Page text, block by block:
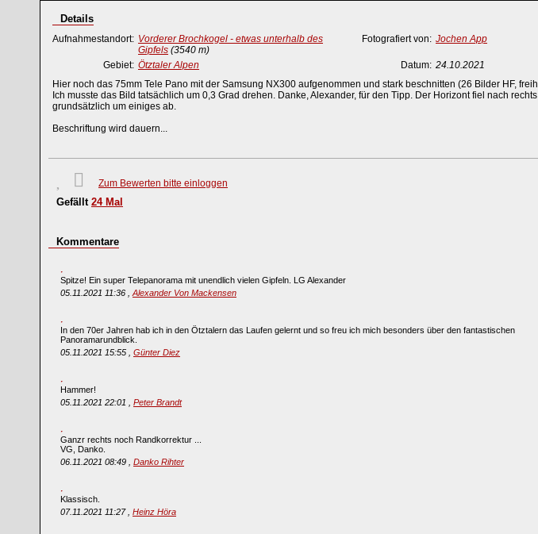
Details
Aufnahmestandort: Vorderer Brochkogel - etwas unterhalb des
Gipfels (3540 m)
Fotografiert von: Jochen App
Gebiet: Ötztaler Alpen Datum: 24.10.2021
Hier noch das 75mm Tele Pano mit der Samsung NX300 aufgenommen und stark beschnitten (26 Bilder HF,
Ich musste das Bild tatsächlich um 0,3 Grad drehen. Danke, Alexander, für den Tipp. Der Horizont fiel nach rechts
grundsätzlich um einiges ab.
Beschriftung wird dauern...
Zum Bewerten bitte einloggen
Gefällt 24Mal
Kommentare
Spitze! Ein super Telepanorama mit unendlich vielen Gipfeln. LG Alexander
05.11.2021 11:36 , Alexander Von Mackensen
In den 70er Jahren hab ich in den Ötztalern das Laufen gelernt und so freu ich mich besonders über den fantastischen
Panoramarundblick.
05.11.2021 15:55 , Günter Diez
Hammer!
05.11.2021 22:01 , Peter Brandt
Ganzr rechts noch Randkorrektur ...
VG, Danko.
06.11.2021 08:49 , Danko Rihter
Klassisch.
07.11.2021 11:27 , Heinz Höra